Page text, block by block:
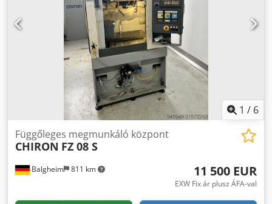
száma: 21 Főorsó fordulatszám: 24 000 ford/perc A
megadott adatok pontosságáért, teljességéért és
naprakészségéért nem vállalunk felelősséget.
1 / 6
Balgheim 811 km
Függőleges megmunkáló központ
CHIRON FZ 08 S
11 500 EUR
EXW Fix ár plusz ÁFA-val